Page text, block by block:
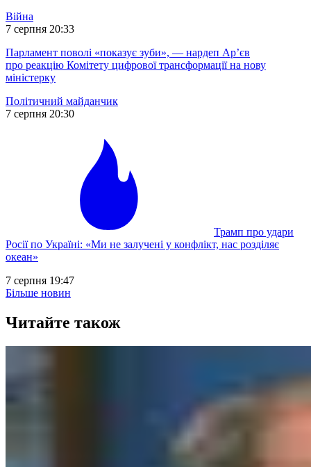
Війна
7 серпня 20:33
Парламент поволі «показує зуби», — нардеп Ар’єв
про реакцію Комітету цифрової трансформації на нову
міністерку
Політичний майданчик
7 серпня 20:30
Трамп про удари
Росії по Україні: «Ми не залучені у конфлікт, нас розділяє
океан»
7 серпня 19:47
Більше новин
Читайте також